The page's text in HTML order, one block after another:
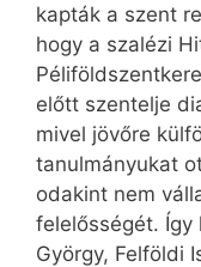
kapták a szent
hogy a szalézi
előtt szentelje
mivel jövőre
tanulmányukat
odakint nem
felelősségét. Így
György, Felföldi